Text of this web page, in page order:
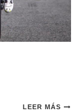
LEER MÁS